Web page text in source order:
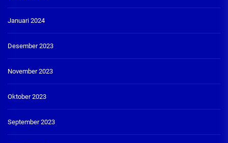
Januari 2024
Desember 2023
November 2023
Oktober 2023
September 2023